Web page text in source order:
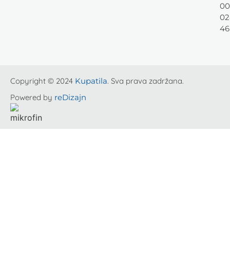
46
Copyright © 2024 Kupatila. Sva prava zadržana.
Powered by reDizajn